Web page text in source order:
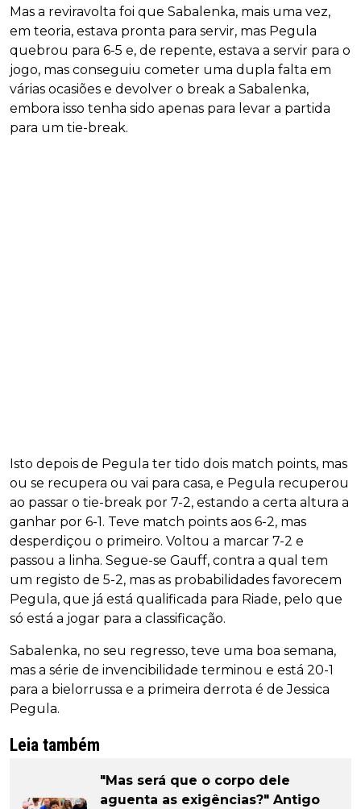
Mas a reviravolta foi que Sabalenka, mais uma vez,
em teoria, estava pronta para servir, mas Pegula
quebrou para 6-5 e, de repente, estava a servir para o
jogo, mas conseguiu cometer uma dupla falta em
várias ocasiões e devolver o break a Sabalenka,
embora isso tenha sido apenas para levar a partida
para um tie-break.
Isto depois de Pegula ter tido dois match points, mas
ou se recupera ou vai para casa, e Pegula recuperou
ao passar o tie-break por 7-2, estando a certa altura a
ganhar por 6-1. Teve match points aos 6-2, mas
desperdiçou o primeiro. Voltou a marcar 7-2 e
passou a linha. Segue-se Gauff, contra a qual tem
um registo de 5-2, mas as probabilidades favorecem
Pegula, que já está qualificada para Riade, pelo que
só está a jogar para a classificação.
Sabalenka, no seu regresso, teve uma boa semana,
mas a série de invencibilidade terminou e está 20-1
para a bielorrussa e a primeira derrota é de Jessica
Pegula.
Leia também
"Mas será que o corpo dele
aguenta as exigências?" Antigo